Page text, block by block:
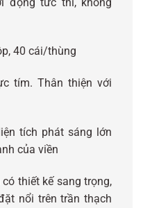
40 cái/thùng
tím. Thân thiện với
tích phát sáng lớn
của viền
thiết kế sang trọng,
nổi trên trần thạch